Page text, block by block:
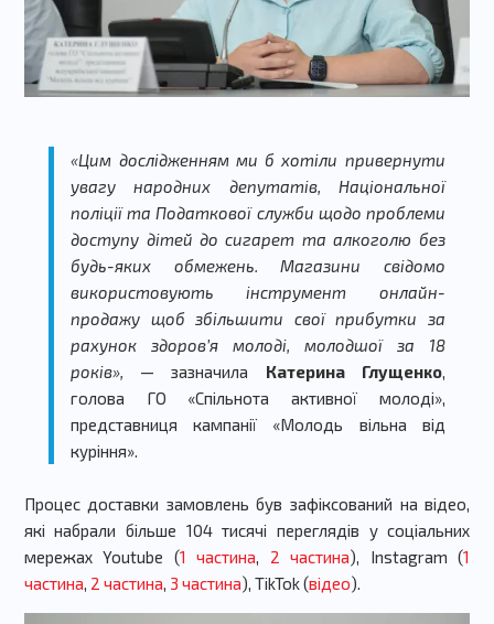
«Цим дослідженням ми б хотіли привернути
увагу народних депутатів, Національної
поліції та Податкової служби щодо проблеми
доступу дітей до сигарет та алкоголю без
будь-яких обмежень. Магазини свідомо
використовують інструмент онлайн-
продажу щоб збільшити свої прибутки за
рахунок здоров’я молоді, молодшої за 18
років», — зазначила Катерина Глущенко,
голова ГО «Спільнота активної молоді»,
представниця кампанії «Молодь вільна від
куріння».
Процес доставки замовлень був зафіксований на відео,
які набрали більше 104 тисячі переглядів у соціальних
мережах Youtube (1 частина, 2 частина), Instagram (1
частина, 2 частина, 3 частина), TikTok (відео).